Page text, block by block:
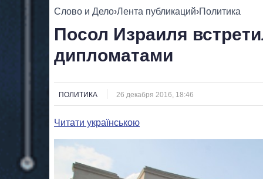
ВСЕ ПОЛИТИКИ ПРЕЗИДЕНТ И
Слово и Дело›Лента публикаций›Политика
Посол Израиля
дипломатами
ПОЛИТИКА 26 декабря 2016, 18:46
Читати українською